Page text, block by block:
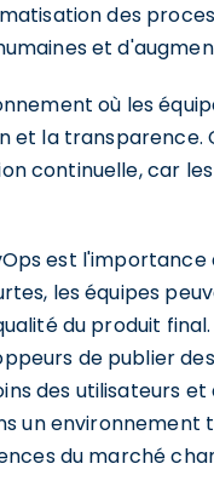
des
et
où les
et la transparence.
continuelle, car
est
les équipes
du produit
de publier
des utilisateurs
un environnement
du marché